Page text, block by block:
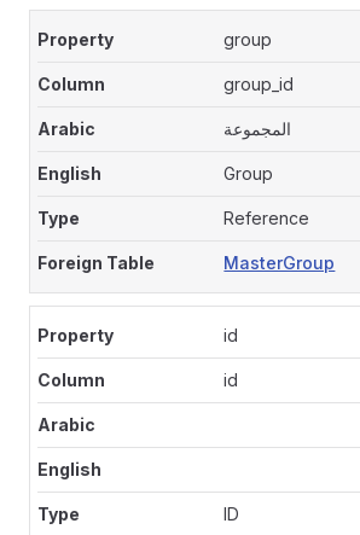
group
group_id
المجموعة
Group
Reference
MasterGroup
id
id
ID